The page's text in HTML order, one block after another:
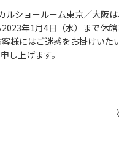
ルショールーム東京／大阪
年1月4日（水）まで休
様にはご迷惑をお掛けいた
し上げます。